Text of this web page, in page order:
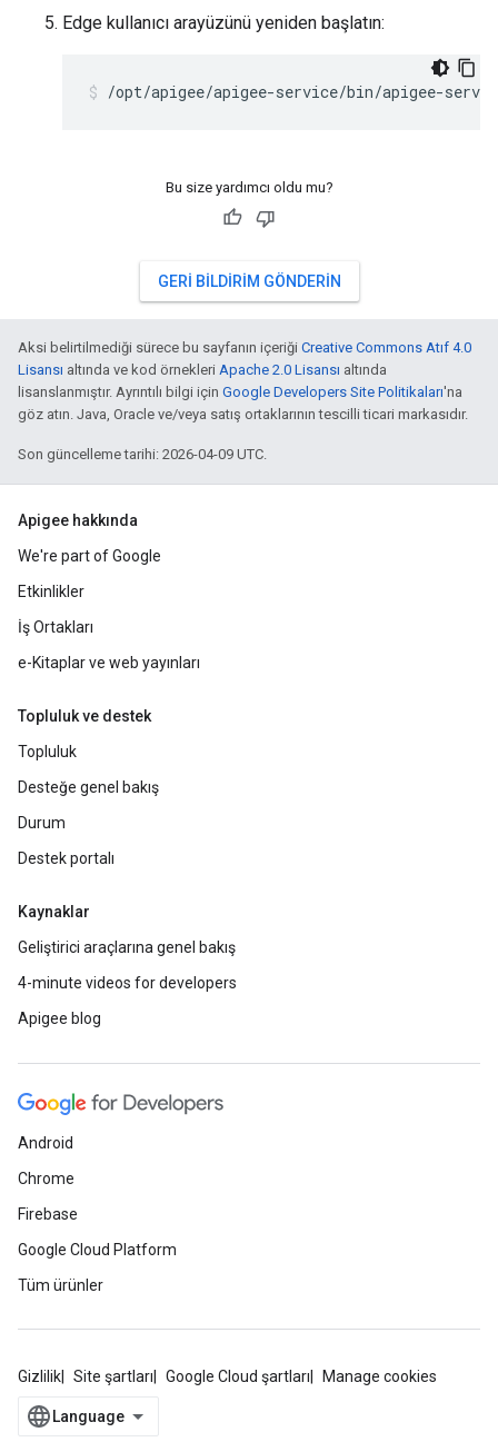
Edge kullanıcı arayüzünü yeniden başlatın:
/opt/apigee/apigee-service/bin/apigee-
Bu size yardımcı oldu mu?
GERI BILDIRIM GÖNDERIN
Aksi belirtilmediği sürece bu sayfanın içeriği Creative Commons Atıf 4.0
Lisansı altında ve kod örnekleri Apache 2.0 Lisansı altında
lisanslanmıştır. Ayrıntılı bilgi için Google Developers Site Politikaları'na
göz atın. Java, Oracle ve/veya satış ortaklarının tescilli ticari markasıdır.
Son güncelleme tarihi: 2026-04-09 UTC.
Apigee hakkında
We're part of Google
Etkinlikler
İş Ortakları
e-Kitaplar ve web yayınları
Topluluk ve destek
Topluluk
Desteğe genel bakış
Durum
Destek portalı
Kaynaklar
Geliştirici araçlarına genel bakış
4-minute videos for developers
Apigee blog
Android
Chrome
Firebase
Google Cloud Platform
Tüm ürünler
Gizlilik Site şartları Google Cloud şartları Manage cookies